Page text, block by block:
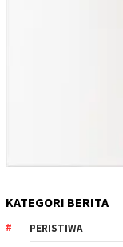
KATEGORI BERITA
PERISTIWA